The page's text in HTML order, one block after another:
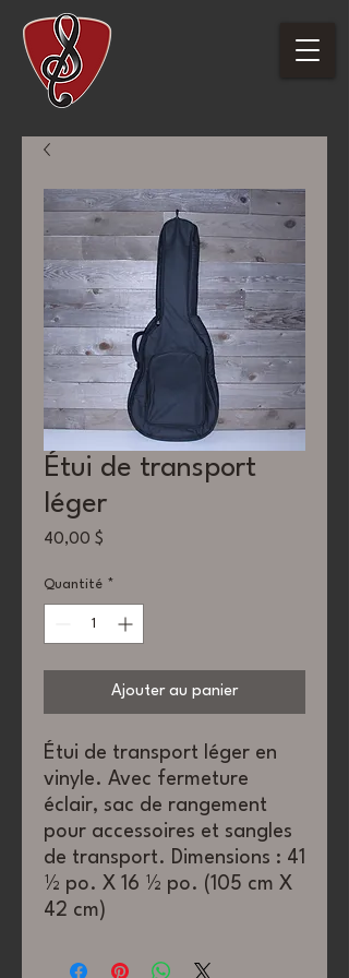
Étui de transport
léger
40,00 $
Quantité *
Ajouter au panier
Étui de transport léger en
vinyle. Avec fermeture
éclair, sac de rangement
pour accessoires et sangles
de transport. Dimensions : 41
½ po. X 16 ½ po. (105 cm X
42 cm)